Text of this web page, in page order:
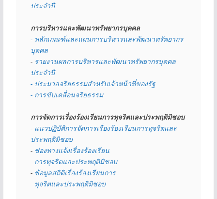
ประจำปี
การบริหารและพัฒนาทรัพยากรบุคคล
- หลักเกณฑ์และแผนการบริหารและพัฒนาทรัพยากร
บุคคล
- รายงานผลการบริหารและพัฒนาทรัพยากรบุคคล
ประจำปี
- ประมวลจริยธรรมสำหรับเจ้าหน้าที่ของรัฐ
- การขับเคลื่อนจริยธรรม
การจัดการเรื่องร้องเรียนการทุจริตและประพฤติมิชอบ
- แนวปฏิบัติการจัดการเรื่องร้องเรียนการทุจริตและ
ประพฤติมิชอบ
- ช่องทางแจ้งเรื่องร้องเรียน
  การทุจริตและประพฤติมิชอบ
- ข้อมูลสถิติเรื่องร้องเรียนการ
  ทุจริตและประพฤติมิชอบ